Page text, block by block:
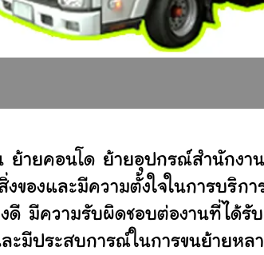
ย้ายคอนโด ย้ายอุปกรณ์สำนักงา
องและมีความตั้งใจในการบริกา
ดี มีความรับผิดชอบต่องานที่ได้
ะมีประสบการณ์ในการขนย้ายห